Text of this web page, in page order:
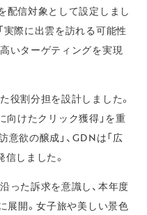
信対象として設定しまし
実際に出雲を訪れる可能性
いターゲティングを実現
役割分担を設計しました。
向けたクリック獲得」を重
欲の醸成」、GDNは「広
しました。
った訴求を意識し、本年度
展開。女子旅や美しい景色